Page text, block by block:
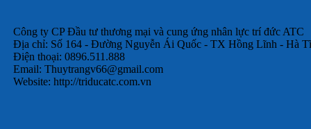
Công ty CP Đầu tư thương mại và cung ứng nhân lực trí đức ATC
Địa chỉ: Số 164 - Đường Nguyễn Ái Quốc - TX Hồng Lĩnh - Hà
Điện thoại: 0896.511.888
Email: Thuytrangv66@gmail.com
Website: http://triducatc.com.vn